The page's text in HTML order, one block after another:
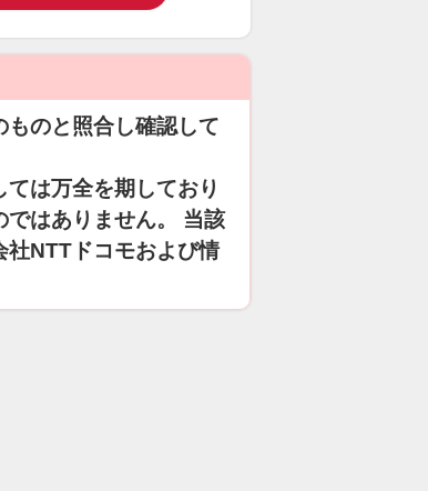
のと照合し確認して
は万全を期しており
ではありません。 当該
社NTTドコモおよび情